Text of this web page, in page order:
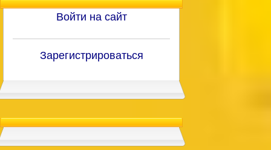
Войти на сайт
Зарегистрироваться